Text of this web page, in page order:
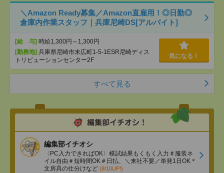
＼Amazon Ready募集／Amazon直雇用！◎日勤◎
倉庫内作業スタッフ｜兵庫尼崎DS[アルバイト]
[給 与] 時給1,300円～1,300円
[勤務地] 兵庫県尼崎市末広町1-5-1ESR尼崎ディス
トリビューションセンター2F
気になる！
すべて見る
編集部イチオシ
〈PC入力できればOK〉模試結果もくもく入力＃服装ネ
イル自由＃短時間OK＃日払、＼来社不要／単発1日OK＊
文房具の仕分けなど (8/10UP!)